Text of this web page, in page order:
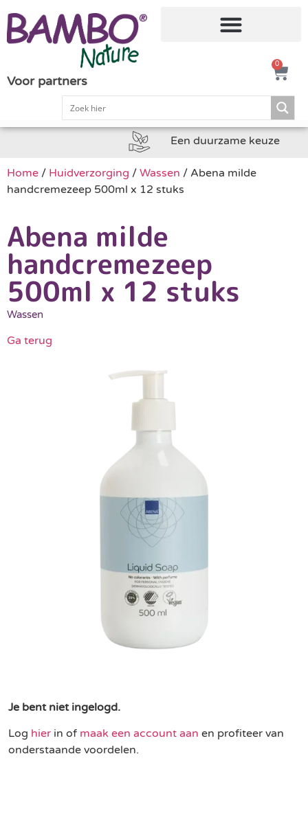
Voor partners
0
Een duurzame keuze
Home / Huidverzorging / Wassen / Abena milde
handcremezeep 500ml x 12 stuks
Abena milde
handcremezeep
500ml x 12 stuks
Wassen
Ga terug
Je bent niet ingelogd.
Log hier in of maak een account aan en profiteer van
onderstaande voordelen.